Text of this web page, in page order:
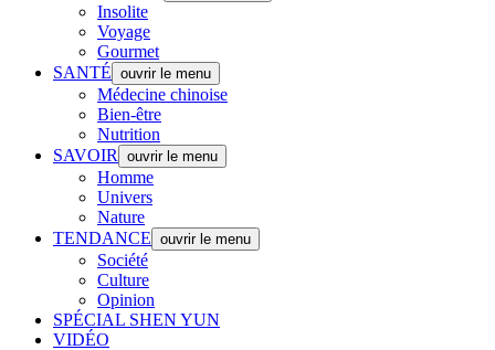
Insolite
Voyage
Gourmet
SANTÉ ouvrir le menu
Médecine chinoise
Bien-être
Nutrition
SAVOIR
ouvrir le menu
Homme
Univers
Nature
TENDANCE ouvrir le menu
Société
Culture
Opinion
SPÉCIAL SHEN YUN
VIDÉO